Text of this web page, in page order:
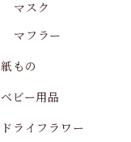
マスク
マフラー
紙もの
ベビー用品
ドライフラワー